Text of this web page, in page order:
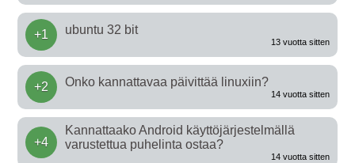
+1 ubuntu 32 bit
13 vuotta sitten
+2 Onko kannattavaa päivittää linuxiin?
14 vuotta sitten
+4
Kannattaako Android käyttöjärjestelmällä
varustettua puhelinta ostaa?
14 vuotta sitten